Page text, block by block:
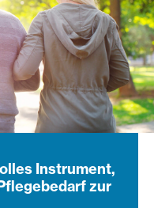
Instrument,
zur